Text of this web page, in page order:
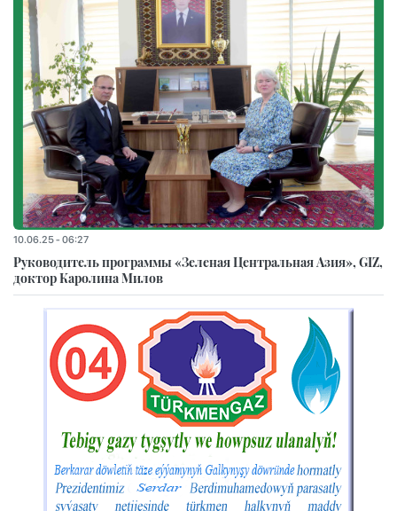
10.06.25 - 06:27
Руководитель программы «Зеленая Центральная Азия», GIZ,
доктор Каролина Милов